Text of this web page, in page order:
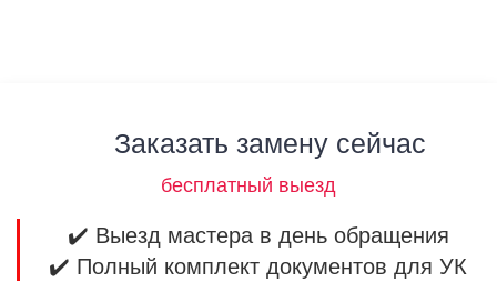
Заказать замену сейчас
бесплатный выезд
✔️ Выезд мастера в день обращения
✔️ Полный комплект документов для УК